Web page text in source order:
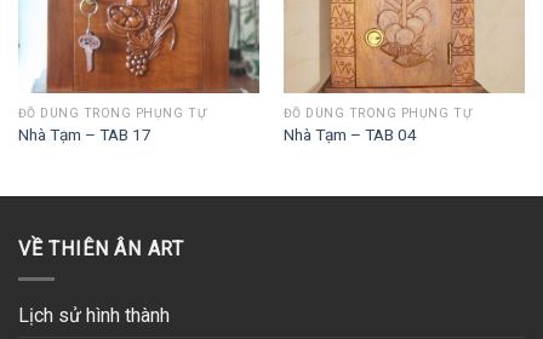
ĐỒ DÙNG TRONG PHỤNG TỰ
Nhà Tạm – TAB 17
ĐỒ DÙNG TRONG PHỤNG TỰ
Nhà Tạm – TAB 04
VỀ THIÊN ÂN ART
Lịch sử hình thành